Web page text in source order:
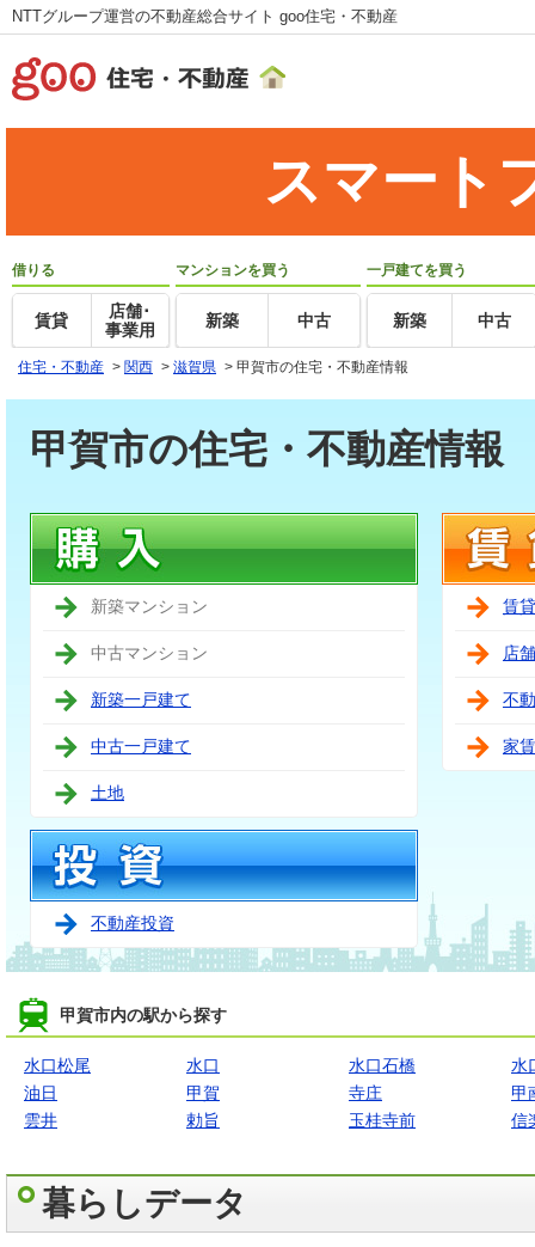
NTTグループ運営の不動産総合サイト goo住宅・不動産
スマート
借りる
賃貸
店舗･
事業用
マンションを買う
新築 中古
一戸建てを買う
新築 中古
住宅・不動産 > 関西 > 滋賀県 > 甲賀市の住宅・不動産情報
甲賀市の住宅・不動産情報
新築マンション
中古マンション
新築一戸建て
中古一戸建て
土地
不動産投資
賃
店
不
家
甲賀市内の駅から探す
水口松尾 水口 水口石橋
水
油日
甲賀 寺庄
甲
雲井
勅旨 玉桂寺前 信
暮らしデータ